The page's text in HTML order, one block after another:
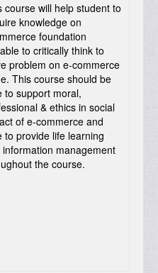
course will help student to
knowledge on
foundation
to critically think to
problem on e-commerce
This course should be
to support moral,
& ethics in social
of e-commerce and
to provide life learning
information management
the course.